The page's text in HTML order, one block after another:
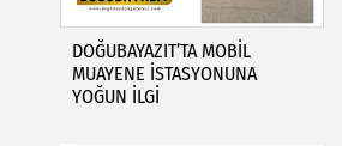
DOĞUBAYAZIT’TA MOBİL
MUAYENE İSTASYONUNA
YOĞUN İLGİ